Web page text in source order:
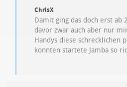
ChrisX
Damit ging das doch erst
davor zwar auch aber nur
Handys diese schrecklichen
konnten startete Jamba so